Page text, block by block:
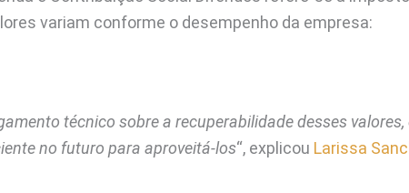
variam conforme o desempenho da empresa:
técnico sobre a recuperabilidade desses valores,
no futuro para aproveitá-los“, explicou Larissa